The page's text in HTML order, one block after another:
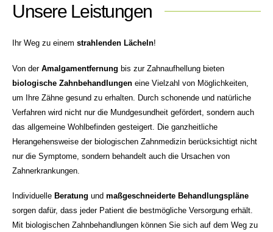
Unsere Leistungen
Ihr Weg zu einem strahlenden Lächeln!
Von der Amalgamentfernung bis zur Zahnaufhellung bieten
biologische Zahnbehandlungen eine Vielzahl von Möglichkeiten,
um Ihre Zähne gesund zu erhalten. Durch schonende und natürliche
Verfahren wird nicht nur die Mundgesundheit gefördert, sondern auch
das allgemeine Wohlbefinden gesteigert. Die ganzheitliche
Herangehensweise der biologischen Zahnmedizin berücksichtigt nicht
nur die Symptome, sondern behandelt auch die Ursachen von
Zahnerkrankungen.
Individuelle Beratung und maßgeschneiderte Behandlungspläne
sorgen dafür, dass jeder Patient die bestmögliche Versorgung erhält.
Mit biologischen Zahnbehandlungen können Sie sich auf dem Weg zu